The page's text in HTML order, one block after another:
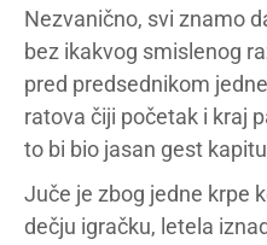
Nezvanično, svi znamo
bez ikakvog smislenog
pred predsednikom
ratova čiji početak i kraj
to bi bio jasan gest
Juče je zbog jedne krpe
dečju igračku, letela